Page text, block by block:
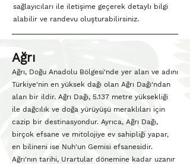
sağlayıcıları ile iletişime geçerek detaylı bilgi
alabilir ve randevu oluşturabilirsiniz.
Ağrı
Ağrı, Doğu Anadolu Bölgesi'nde yer alan ve adını
Türkiye'nin en yüksek dağı olan Ağrı Dağı'ndan
alan bir ildir. Ağrı Dağı, 5.137 metre yüksekliği
ile dağcılık ve doğa yürüyüşü meraklıları için
cazip bir destinasyondur. Ayrıca, Ağrı Dağı,
birçok efsane ve mitolojiye ev sahipliği yapar,
en bilineni ise Nuh'un Gemisi efsanesidir.
Ağrı'nın tarihi, Urartular dönemine kadar uzanır